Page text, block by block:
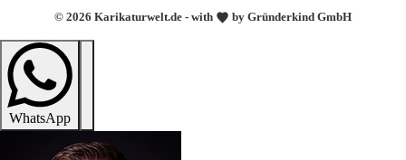
© 2026 Karikaturwelt.de - with by Gründerkind GmbH
WhatsApp